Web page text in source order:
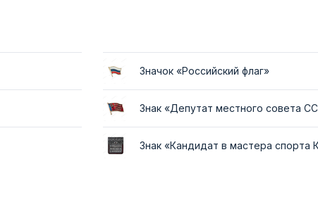
Значок «Российский флаг»
Знак «Депутат местного совета
Знак «Кандидат в мастера спорта